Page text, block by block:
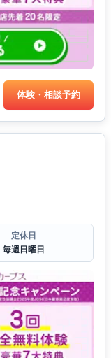
体験・相談予約
定休日
毎週日曜日